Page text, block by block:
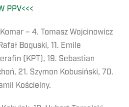
PPV<<<
– 4. Tomasz Wojcinowicz
Boguski, 11. Emile
(KPT), 19. Sebastian
21. Szymon Kobusiński, 70.
Kościelny.